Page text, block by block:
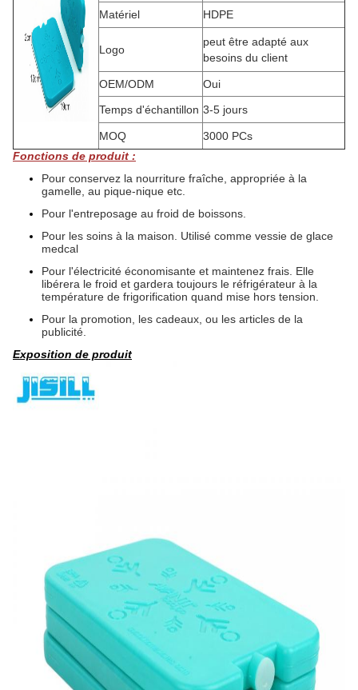
Matériel HDPE
Logo
peut être adapté aux
besoins du client
OEM/ODM
Oui
Temps d'échantillon 3-5 jours
MOQ
3000 PCs
Fonctions de produit :
Pour conservez la nourriture fraîche, appropriée à la
gamelle, au pique-nique etc.
Pour l'entreposage au froid de boissons.
Pour les soins à la maison. Utilisé comme vessie de glace
medcal
Pour l'électricité économisante et maintenez frais. Elle
libérera le froid et gardera toujours le réfrigérateur à la
température de frigorification quand mise hors tension.
Pour la promotion, les cadeaux, ou les articles de la
publicité.
Exposition de produit